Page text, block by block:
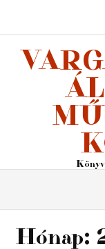
Hónap: